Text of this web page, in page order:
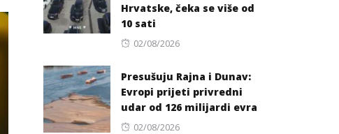
Hrvatske, čeka se više od
10 sati
Posted
02/08/2026
Presušuju Rajna i Dunav:
Evropi prijeti privredni
udar od 126 milijardi evra
Posted
02/08/2026